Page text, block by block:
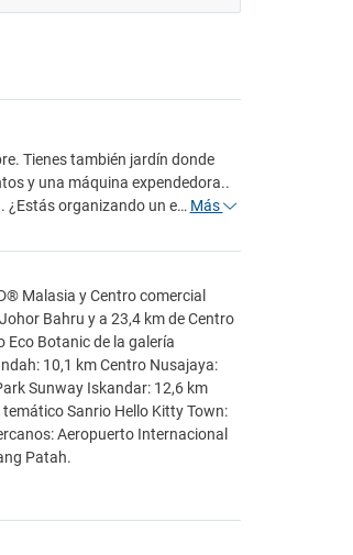
Tienes también jardín donde
y una máquina expendedora..
¿Estás organizando un e… Más
Malasia y Centro comercial
Bahru y a 23,4 km de Centro
Eco Botanic de la galería
10,1 km Centro Nusajaya:
Sunway Iskandar: 12,6 km
Sanrio Hello Kitty Town:
Aeropuerto Internacional
Patah.